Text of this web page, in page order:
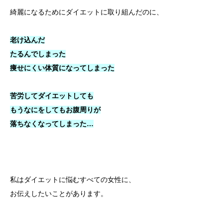
綺麗になるためにダイエットに取り組んだのに、
老け込んだ
たるんでしまった
痩せにくい体質になってしまった
苦労してダイエットしても
もうなにをしてもお腹周りが
落ちなくなってしまった…
私はダイエットに悩むすべての女性に、
お伝えしたいことがあります。